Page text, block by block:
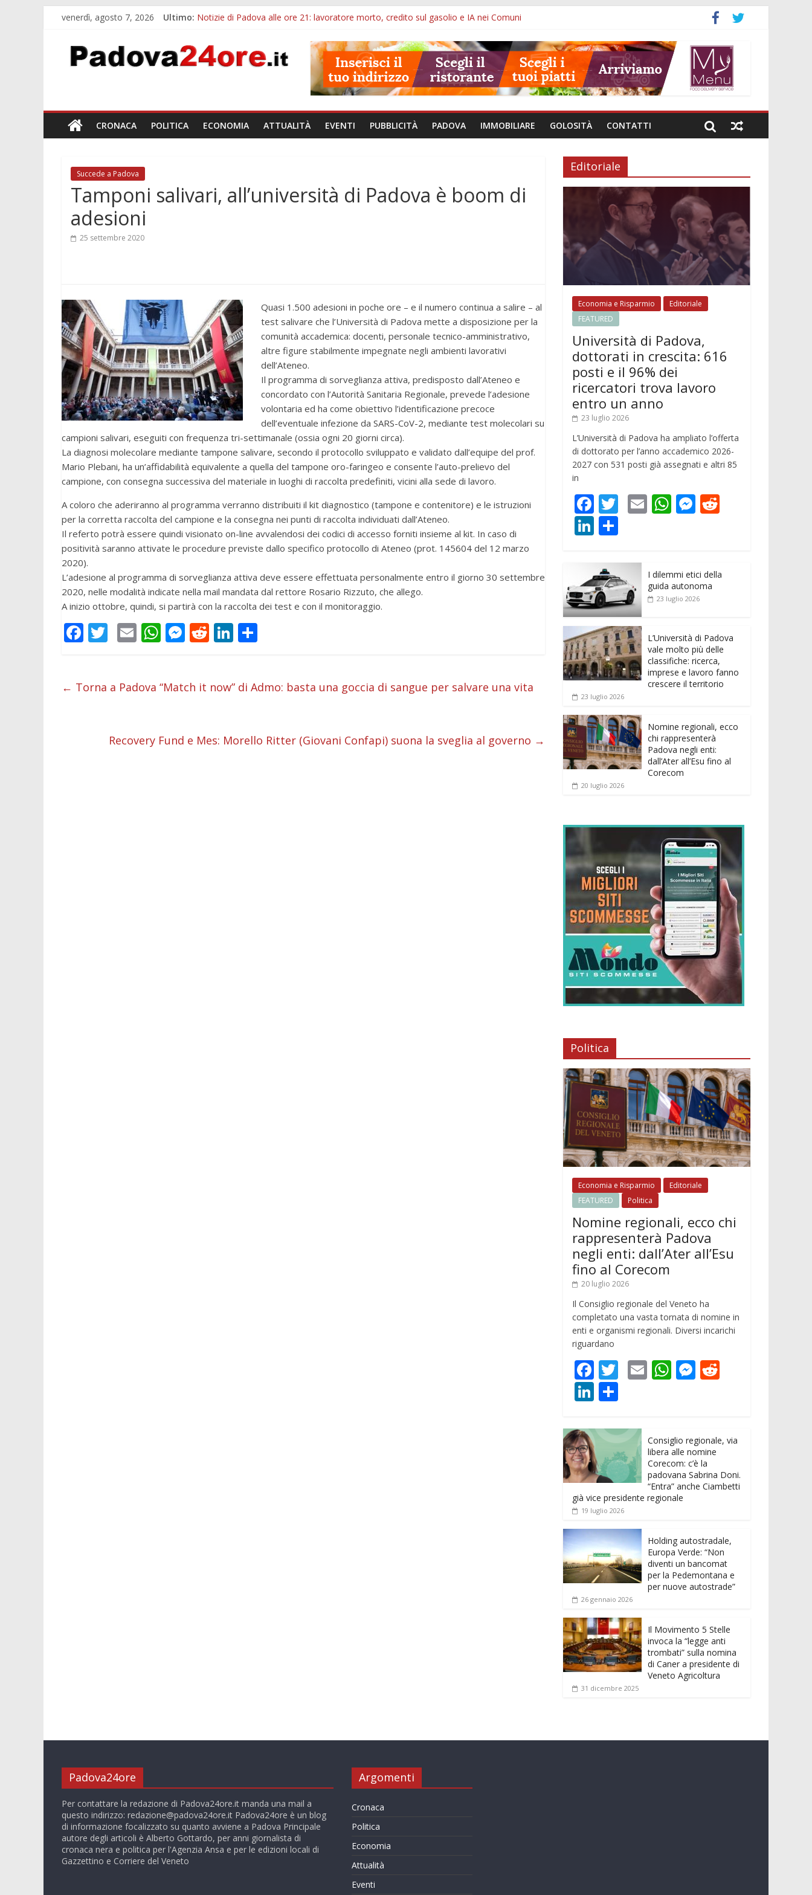
venerdì, agosto 7, 2026 Ultimo: Notizie di Padova alle ore 21: lavoratore morto, credito sul gasolio e IA nei Comuni
Bonus trasporto pubblico Veneto: 200 euro per l’abbonamento annuale
Notizie di Padova alle ore 10: arresto, fermata Busitalia e tregua dal caldo
Slow Looking agli Eremitani: un’ora per osservare davvero un’opera
CRONACA POLITICA ECONOMIA ATTUALITÀ EVENTI PUBBLICITÀ PADOVA IMMOBILIARE GOLOSITÀ CONTATTI
Succede a Padova
Tamponi salivari, all’università di Padova è boom di
adesioni
25 settembre 2020
Quasi 1.500 adesioni in poche ore – e il numero continua a salire – al
test salivare che l’Università di Padova mette a disposizione per la
comunità accademica: docenti, personale tecnico-amministrativo,
altre figure stabilmente impegnate negli ambienti lavorativi
dell’Ateneo.
Il programma di sorveglianza attiva, predisposto dall’Ateneo e
concordato con l’Autorità Sanitaria Regionale, prevede l’adesione
volontaria ed ha come obiettivo l’identificazione precoce
dell’eventuale infezione da SARS-CoV-2, mediante test molecolari su
campioni salivari, eseguiti con frequenza tri-settimanale (ossia ogni 20 giorni circa).
La diagnosi molecolare mediante tampone salivare, secondo il protocollo sviluppato e validato dall’equipe del prof.
Mario Plebani, ha un’affidabilità equivalente a quella del tampone oro-faringeo e consente l’auto-prelievo del
campione, con consegna successiva del materiale in luoghi di raccolta predefiniti, vicini alla sede di lavoro.
A coloro che aderiranno al programma verranno distribuiti il kit diagnostico (tampone e contenitore) e le istruzioni
per la corretta raccolta del campione e la consegna nei punti di raccolta individuati dall’Ateneo.
Il referto potrà essere quindi visionato on-line avvalendosi dei codici di accesso forniti insieme al kit. In caso di
positività saranno attivate le procedure previste dallo specifico protocollo di Ateneo (prot. 145604 del 12 marzo
2020).
L’adesione al programma di sorveglianza attiva deve essere effettuata personalmente entro il giorno 30 settembre
2020, nelle modalità indicate nella mail mandata dal rettore Rosario Rizzuto, che allego.
A inizio ottobre, quindi, si partirà con la raccolta dei test e con il monitoraggio.
F
b
T
er
E
l
W
s
p
M
e
er
R
di
Li
e di
← Torna a Padova “Match it now” di Admo: basta una goccia di sangue per salvare una vita
Recovery Fund e Mes: Morello Ritter (Giovani Confapi) suona la sveglia al governo →
Editoriale
Economia e Risparmio
Editoriale
FEATURED
Università di Padova,
dottorati in crescita: 616
posti e il 96% dei
ricercatori trova lavoro
entro un anno
23 luglio 2026
L’Università di Padova ha ampliato l’offerta
di dottorato per l’anno accademico 2026-
2027 con 531 posti già assegnati e altri 85
in
F
ac
e
b
o
o
k
T
er
E W
A
p
M
n
g
t
Li
k
e
dI
n
n
di
vi
di
I dilemmi etici della
guida autonoma
23 luglio 2026
L’Università di Padova
vale molto più delle
classifiche: ricerca,
imprese e lavoro fanno
crescere il territorio
23 luglio 2026
Nomine regionali, ecco
chi rappresenterà
Padova negli enti:
dall’Ater all’Esu fino al
Corecom
20 luglio 2026
Politica
Economia e Risparmio
Editoriale
FEATURED
Politica
Nomine regionali, ecco chi
rappresenterà Padova
negli enti: dall’Ater all’Esu
fino al Corecom
20 luglio 2026
Il Consiglio regionale del Veneto ha
completato una vasta tornata di nomine in
enti e organismi regionali. Diversi incarichi
riguardano
F
ac
e
b
o
o
k
T
er
E W
A
p
p
M
n
g
er
t
Li
k
e
dI
n
n
di
vi
di
Consiglio regionale, via
libera alle nomine
Corecom: c’è la
padovana Sabrina Doni.
“Entra” anche Ciambetti
già vice presidente regionale
19 luglio 2026
Holding autostradale,
Europa Verde: “Non
diventi un bancomat
per la Pedemontana e
per nuove autostrade”
26 gennaio 2026
Il Movimento 5 Stelle
invoca la “legge anti
trombati” sulla nomina
di Caner a presidente di
Veneto Agricoltura
31 dicembre 2025
Padova24ore
Per contattare la redazione di Padova24ore.it manda una mail a
questo indirizzo: redazione@padova24ore.it Padova24ore è un blog
di informazione focalizzato su quanto avviene a Padova Principale
autore degli articoli è Alberto Gottardo, per anni giornalista di
cronaca nera e politica per l'Agenzia Ansa e per le edizioni locali di
Gazzettino e Corriere del Veneto
Argomenti
Cronaca
Politica
Economia
Attualità
Eventi